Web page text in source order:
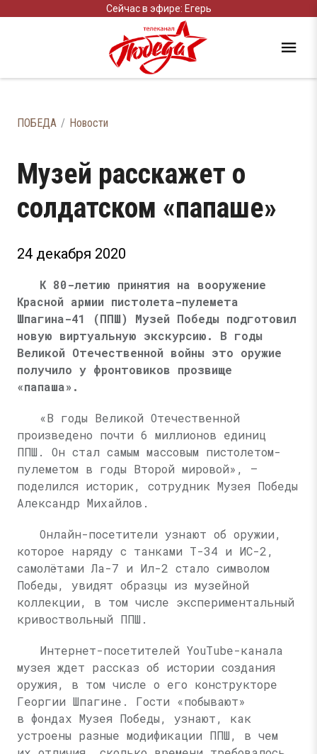
Сейчас в эфире: Егерь
ПОБЕДА Новости
Музей расскажет о
солдатском «папаше»
24 декабря 2020
К 80-летию принятия на вооружение
Красной армии пистолета-пулемета
Шпагина-41 (ППШ) Музей Победы подготовил
новую виртуальную экскурсию. В годы
Великой Отечественной войны это оружие
получило у фронтовиков прозвище
«папаша».
«В годы Великой Отечественной
произведено почти 6 миллионов единиц
ППШ. Он стал самым массовым пистолетом-
пулеметом в годы Второй мировой», —
поделился историк, сотрудник Музея Победы
Александр Михайлов.
Онлайн-посетители узнают об оружии,
которое наряду с танками Т-34 и ИС-2,
самолётами Ла-7 и Ил-2 стало символом
Победы, увидят образцы из музейной
коллекции, в том числе экспериментальный
кривоствольный ППШ.
Интернет-посетителей YouTube-канала
музея ждет рассказ об истории создания
оружия, в том числе о его конструкторе
Георгии Шпагине. Гости «побывают»
в фондах Музея Победы, узнают, как
устроены разные модификации ППШ, в чем